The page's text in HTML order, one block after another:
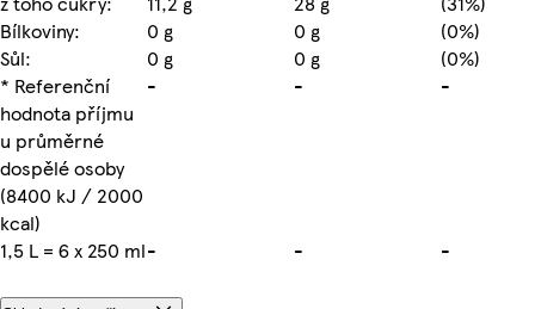
Bílkoviny:
0 g 0 g
(0%)
Sůl:
0 g 0 g
(0%)
* Referenční
hodnota příjmu
u průměrné
dospělé osoby
(8400 kJ / 2000
kcal)
- - -
1,5 L = 6 x 250 ml- - -